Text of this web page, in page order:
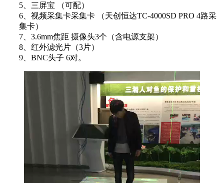
5、三屏宝 （可配）
6、视频采集卡采集卡 （天创恒达TC-4000SD PRO 4路采
集卡）
7、3.6mm焦距 摄像头3个（含电源支架）
8、红外滤光片（3片）
9、BNC头子 6对。